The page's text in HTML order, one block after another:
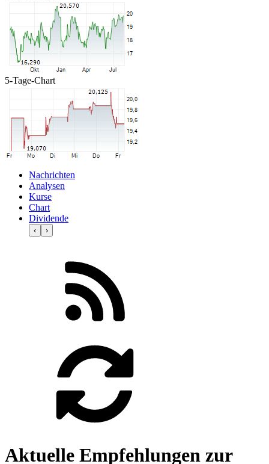
5-Tage-Chart
Nachrichten
Analysen
Kurse
Chart
Dividende
‹ ›
Aktuelle Empfehlungen zur